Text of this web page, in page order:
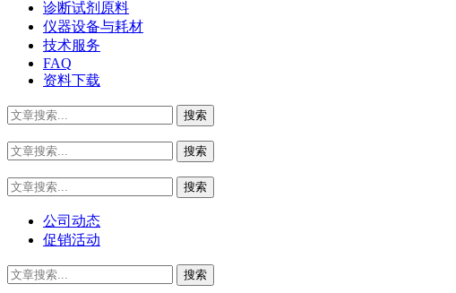
诊断试剂原料
仪器设备与耗材
技术服务
FAQ
资料下载
公司动态
促销活动